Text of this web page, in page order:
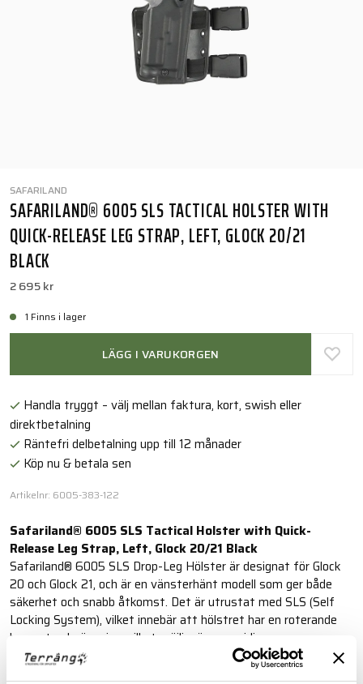
SAFARILAND
SAFARILAND® 6005 SLS TACTICAL HOLSTER WITH
QUICK-RELEASE LEG STRAP, LEFT, GLOCK 20/21
BLACK
2 695 kr
1 Finns i lager
LÄGG I VARUKORGEN
Handla tryggt – välj mellan faktura, kort, swish eller
direktbetalning
Räntefri delbetalning upp till 12 månader
Köp nu & betala sen
Artikelnr: 6005-383-122
Safariland® 6005 SLS Tactical Holster with Quick-
Release Leg Strap, Left, Glock 20/21 Black
Safariland® 6005 SLS Drop-Leg Hölster är designat för Glock
20 och Glock 21, och är en vänsterhänt modell som ger både
säkerhet och snabb åtkomst. Det är utrustat med SLS (Self
Locking System), vilket innebär att hölstret har en roterande
huva utan knäppning, vilket möjliggör en smidig
enhandsdragning och skyddar mot obehöriga försök att ta bort
vapnet. Hood Guard ingår som standard, och en extra Sentry